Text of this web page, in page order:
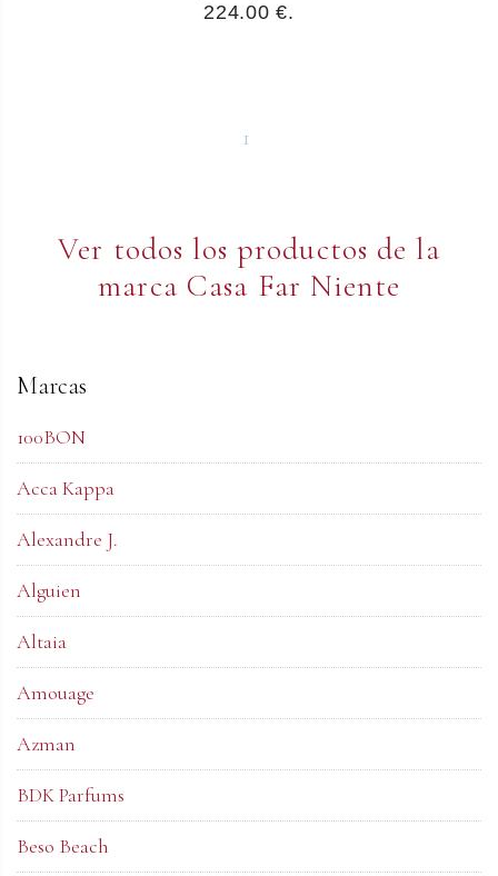
224.00 €.
1
Ver todos los productos de la
marca Casa Far Niente
Marcas
100BON
Acca Kappa
Alexandre J.
Alguien
Altaia
Amouage
Azman
BDK Parfums
Beso Beach